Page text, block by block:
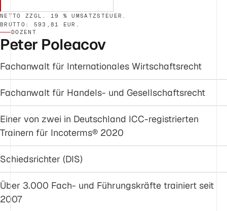
NETTO ZZGL. 19 % UMSATZSTEUER.
BRUTTO: 593,81 EUR.
DOZENT
Peter Poleacov
Fachanwalt für Internationales Wirtschaftsrecht
Fachanwalt für Handels- und Gesellschaftsrecht
Einer von zwei in Deutschland ICC-registrierten
Trainern für Incoterms® 2020
Schiedsrichter (DIS)
Über 3.000 Fach- und Führungskräfte trainiert seit
2007